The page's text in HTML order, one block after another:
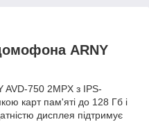
ARNY
AVD-750 2MPX з IPS-
карт пам'яті до 128 Гб і
дисплея підтримує